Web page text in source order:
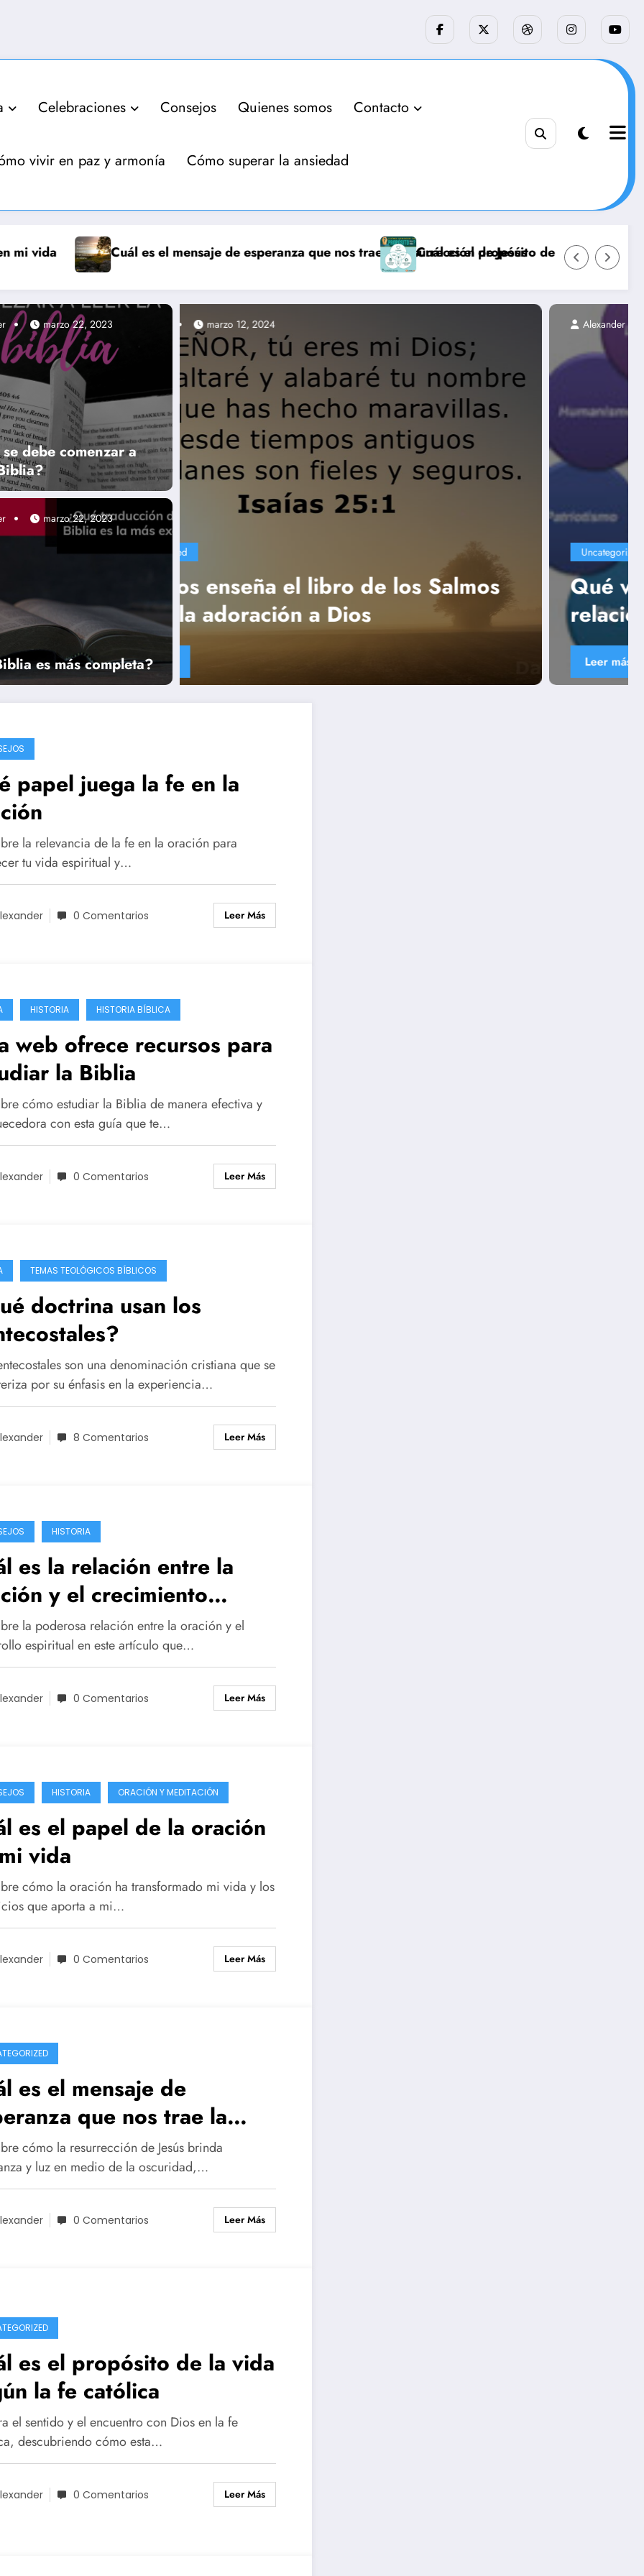
Celebraciones Consejos Quienes somos Contacto
vivir en paz y armonía Cómo superar la ansiedad
que nos trae la resurrección de Jesús
Cuál es el propósito de la vida según la fe católica Cómo puedo vivir en armonía
debe comenzar a
marzo 22, 2023
es más completa?
marzo 22, 2023
los Salmos
Qué valores promueve la fe católica en
relación a la familia
Alexander
papel juega la fe en la
la relevancia de la fe en la oración para
tu vida espiritual y…
0 Comentarios Leer Más
HISTORIA HISTORIA BÍBLICA
web ofrece recursos para
la Biblia
cómo estudiar la Biblia de manera efectiva y
con esta guía que te…
0 Comentarios Leer Más
TEMAS TEOLÓGICOS BÍBLICOS
doctrina usan los
son una denominación cristiana que se
por su énfasis en la experiencia…
8 Comentarios Leer Más
HISTORIA
es la relación entre la
y el crecimiento
la poderosa relación entre la oración y el
espiritual en este artículo que…
0 Comentarios Leer Más
HISTORIA ORACIÓN Y MEDITACIÓN
es el papel de la oración
vida
cómo la oración ha transformado mi vida y los
que aporta a mi…
0 Comentarios Leer Más
es el mensaje de
que nos trae la
de Jesús
cómo la resurrección de Jesús brinda
y luz en medio de la oscuridad,…
0 Comentarios Leer Más
es el propósito de la vida
la fe católica
el sentido y el encuentro con Dios en la fe
descubriendo cómo esta…
0 Comentarios Leer Más